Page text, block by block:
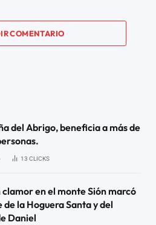
COMENTARIO
del Abrigo, beneficia a más de
13 CLICKS
clamor en el monte Sión marcó
de la Hoguera Santa y del
Daniel